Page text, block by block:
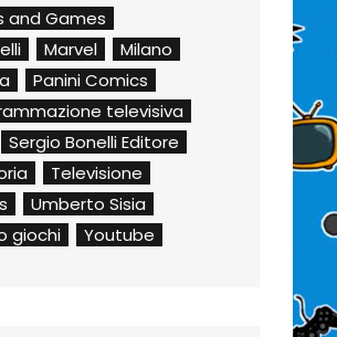
and Games
Marvel
Milano
Panini Comics
televisiva
Sergio Bonelli Editore
Televisione
Umberto Sisia
giochi Youtube